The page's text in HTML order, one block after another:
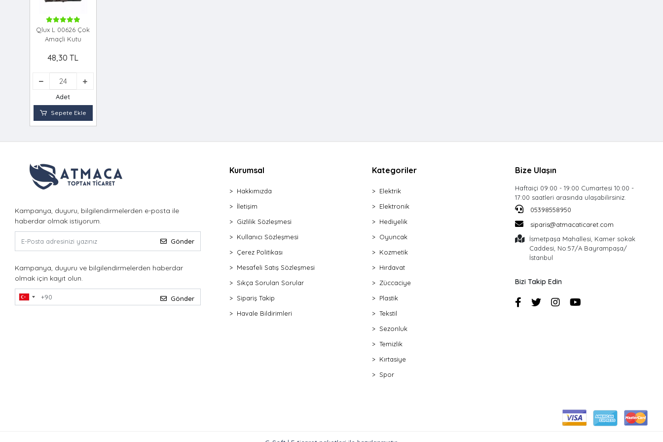
Qlux L 00626 Çok
Amaçli Kutu
48,30 TL
Adet
Sepete Ekle
Kampanya, duyuru, bilgilendirmelerden e-posta ile
haberdar olmak istiyorum.
Gönder
Kampanya, duyuru ve bilgilendirmelerden haberdar
olmak için kayıt olun.
Gönder
Kurumsal
Hakkımızda
İletişim
Gizlilik Sözleşmesi
Kullanıcı Sözleşmesi
Çerez Politikası
Mesafeli Satış Sözleşmesi
Sıkça Sorulan Sorular
Sipariş Takip
Havale Bildirimleri
Kategoriler
Elektrik
Elektronik
Hediyelik
Oyuncak
Kozmetik
Hırdavat
Züccaciye
Plastik
Tekstil
Sezonluk
Temizlik
Kırtasiye
Spor
Bize Ulaşın
Haftaiçi 09:00 - 19:00 Cumartesi 10:00 -
17:00 saatleri arasında ulaşabilirsiniz.
05398558950
siparis@atmacaticaret.com
İsmetpaşa Mahallesi, Kamer sokak
Caddesi, No:57/A Bayrampaşa/
İstanbul
Bizi Takip Edin